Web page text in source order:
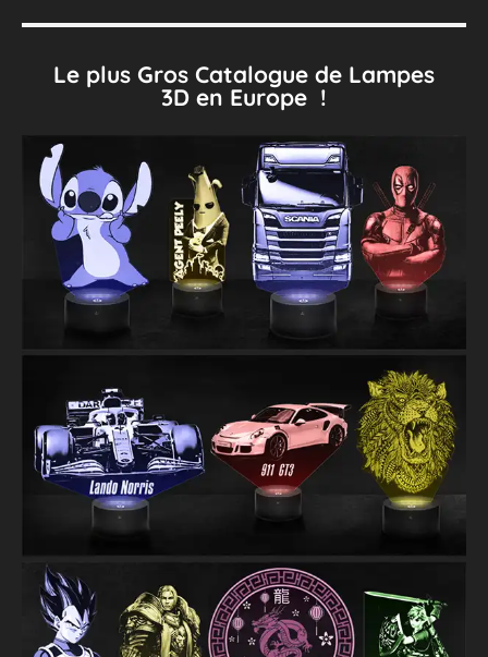
Le plus Gros Catalogue de Lampes
3D en Europe !